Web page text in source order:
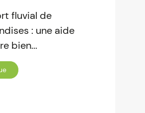
fluvial de
: une aide
bien...